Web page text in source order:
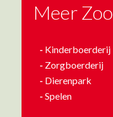
Meer Zoo
- Kinderboerderij
- Zorgboerderij
- Dierenpark
- Spelen